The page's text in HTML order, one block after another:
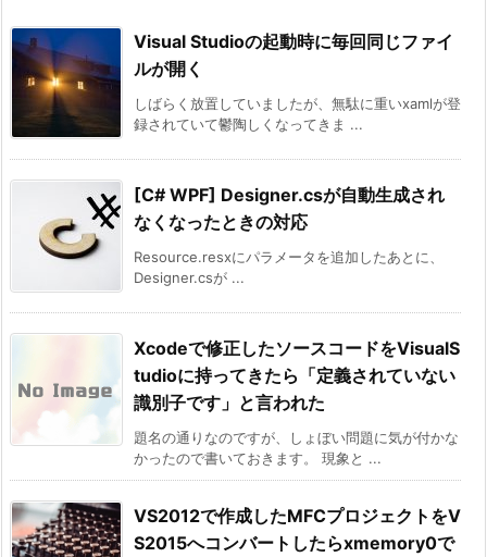
Visual Studioの起動時に毎回同じファイ
ルが開く
しばらく放置していましたが、無駄に重いxamlが登
録されていて鬱陶しくなってきま ...
[C# WPF] Designer.csが自動生成され
なくなったときの対応
Resource.resxにパラメータを追加したあとに、
Designer.csが ...
Xcodeで修正したソースコードをVisualS
tudioに持ってきたら「定義されていない
識別子です」と言われた
題名の通りなのですが、しょぼい問題に気が付かな
かったので書いておきます。 現象と ...
VS2012で作成したMFCプロジェクトをV
S2015へコンバートしたらxmemory0で